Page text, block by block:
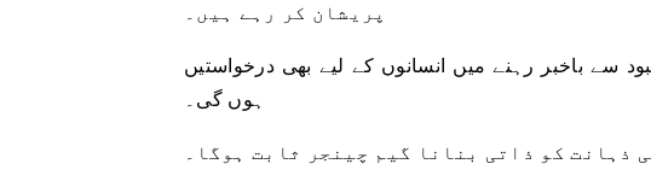
پریشان کر رہے ہیں۔
سے باخبر رہنے میں انسانوں کے لیے بھی درخواستیں
ہوں گی۔
ذہانت کو ذاتی بنانا گیم چینجر ثابت ہوگا۔